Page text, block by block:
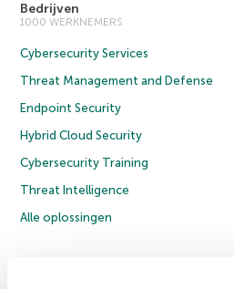
Bedrijven
1000 WERKNEMERS
Cybersecurity Services
Threat Management and Defense
Endpoint Security
Hybrid Cloud Security
Cybersecurity Training
Threat Intelligence
Alle oplossingen